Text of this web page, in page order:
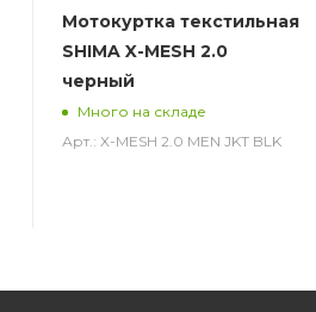
Мотокуртка текстильная
SHIMA X-MESH 2.0
черный
Много на складе
Арт.: X-MESH 2.0 MEN JKT BLK